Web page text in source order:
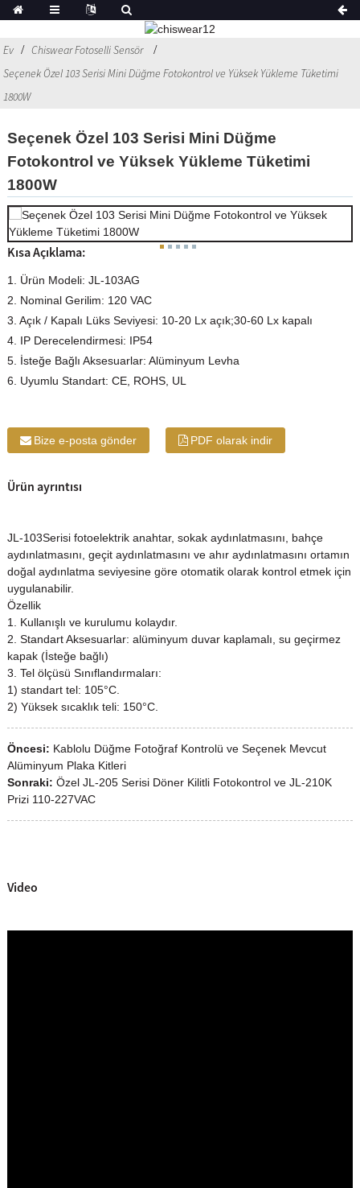
Ev
Chiswear Fotoselli Sensör
Seçenek Özel 103 Serisi Mini Düğme Fotokontrol ve Yüksek Yükleme Tüketimi
1800W
Seçenek Özel 103 Serisi Mini Düğme
Fotokontrol ve Yüksek Yükleme Tüketimi
1800W
Kısa Açıklama:
1. Ürün Modeli: JL-103AG
2. Nominal Gerilim: 120 VAC
3. Açık / Kapalı Lüks Seviyesi: 10-20 Lx açık;30-60 Lx kapalı
4. IP Derecelendirmesi: IP54
5. İsteğe Bağlı Aksesuarlar: Alüminyum Levha
6. Uyumlu Standart: CE, ROHS, UL
Bize e-posta gönder PDF olarak indir
Ürün ayrıntısı
JL-103Serisi fotoelektrik anahtar, sokak aydınlatmasını, bahçe
aydınlatmasını, geçit aydınlatmasını ve ahır aydınlatmasını ortamın
doğal aydınlatma seviyesine göre otomatik olarak kontrol etmek için
uygulanabilir.
Özellik
1. Kullanışlı ve kurulumu kolaydır.
2. Standart Aksesuarlar: alüminyum duvar kaplamalı, su geçirmez
kapak (İsteğe bağlı)
3. Tel ölçüsü Sınıflandırmaları:
1) standart tel: 105°C.
2) Yüksek sıcaklık teli: 150°C.
Öncesi: Kablolu Düğme Fotoğraf Kontrolü ve Seçenek Mevcut
Alüminyum Plaka Kitleri
Sonraki: Özel JL-205 Serisi Döner Kilitli Fotokontrol ve JL-210K
Prizi 110-227VAC
Video